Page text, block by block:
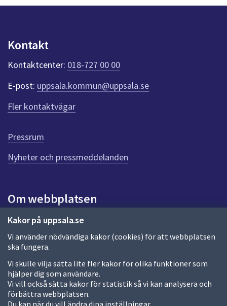
Kakor på uppsala.se
Vi använder nödvändiga kakor (cookies) för att webbplatsen
ska fungera.
Vi skulle vilja sätta lite fler kakor för olika funktioner som
hjälper dig som användare.
Vi vill också sätta kakor för statistik så vi kan analysera och
förbättra webbplatsen.
Du kan när du vill ändra dina inställningar.
n
k
t
e
r
f
ö
r
e
n
n
a
d
a
Kontakt
Kontaktcenter: 018-727 00 00
E-post: uppsala.kommun@uppsala.se
Fler kontaktvägar
Pressrum
Nyheter och pressmeddelanden
Om webbplatsen
Om webbplatsen
Allmänna handlingar och diarium
Behandling av personuppgifter
Kakor
Språk (other languages)